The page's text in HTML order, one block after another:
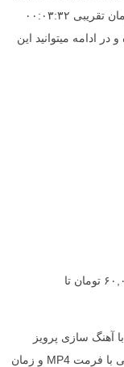
نت دونی در یک ویدیو آموزشی با فرمت MP4 و زمان تقریبی ۰۰:۰۳:۳۲
ادامه میتوانید این
محدوده قیمت: ۶۰,۰۰۰ تومان تا
آهنگ سازی پرویز
یاحقی و تنظیم گروه نت دونی در یک ویدیو آموزشی با فرمت MP4 و زمان